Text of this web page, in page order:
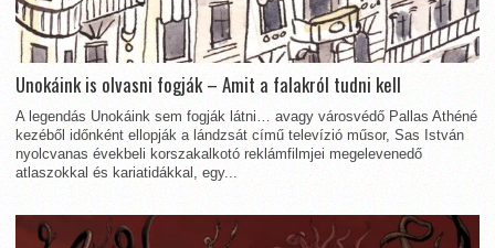
Unokáink is olvasni fogják – Amit a falakról tudni kell
A legendás Unokáink sem fogják látni… avagy városvédő Pallas Athéné
kezéből időnként ellopják a lándzsát című televízió műsor, Sas István
nyolcvanas évekbeli korszakalkotó reklámfilmjei megelevenedő
atlaszokkal és kariatidákkal, egy...